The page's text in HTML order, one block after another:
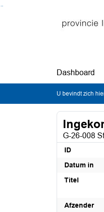
Dashboard
U bevindt zich
G-26-008
ID
Datum in
Titel
Afzender